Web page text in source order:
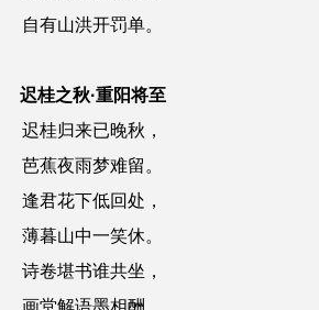
自有山洪开罚单。
迟桂之秋·重阳将至
迟桂归来已晚秋，
芭蕉夜雨梦难留。
逢君花下低回处，
薄暮山中一笑休。
诗卷堪书谁共坐，
画堂解语墨相酬。